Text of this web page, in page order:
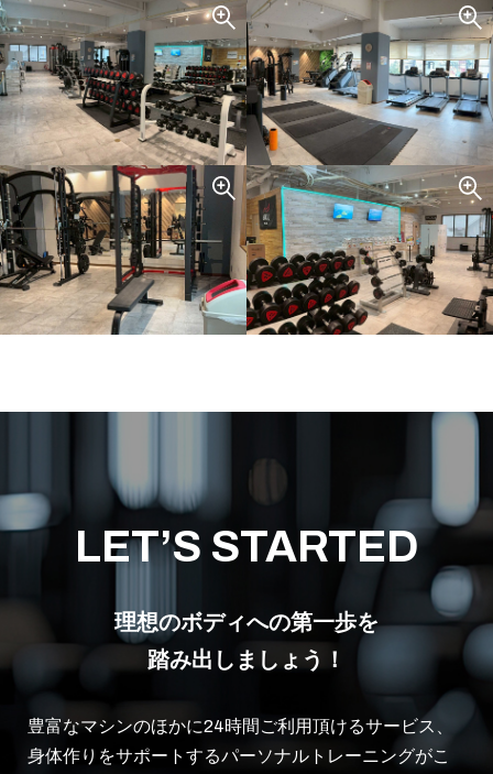
RELAXATION 接骨院・リラクゼーション
CONTACT お問い合わせ
WEB入会はこちら
LET’S STARTED
理想のボディへの第一歩を
踏み出しましょう！
豊富なマシンのほかに24時間ご利用頂けるサービス、
身体作りをサポートするパーソナルトレーニングがこ